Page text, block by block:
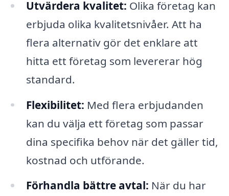
Utvärdera kvalitet: Olika företag kan
erbjuda olika kvalitetsnivåer. Att ha
flera alternativ gör det enklare att
hitta ett företag som levererar hög
standard.
Flexibilitet: Med flera erbjudanden
kan du välja ett företag som passar
dina specifika behov när det gäller tid,
kostnad och utförande.
Förhandla bättre avtal: När du har